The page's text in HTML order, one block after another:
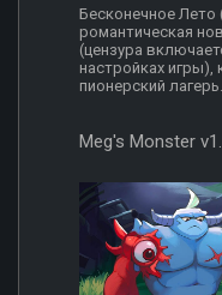
Бесконечное Лето
романтическая
(цензура
настройках игры),
пионерский
Meg's Monster